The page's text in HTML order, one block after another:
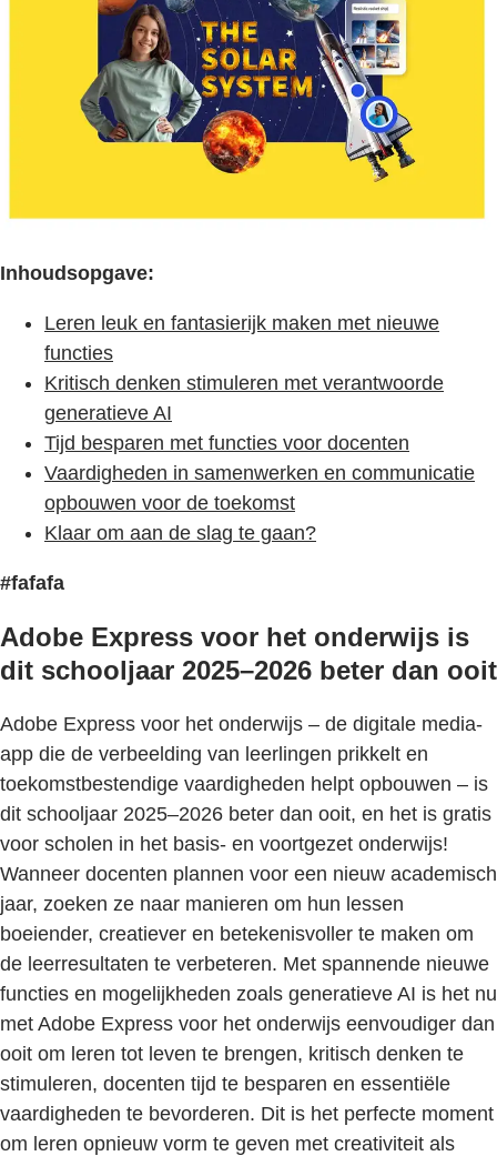
Inhoudsopgave:
Leren leuk en fantasierijk maken met nieuwe
functies
Kritisch denken stimuleren met verantwoorde
generatieve AI
Tijd besparen met functies voor docenten
Vaardigheden in samenwerken en communicatie
opbouwen voor de toekomst
Klaar om aan de slag te gaan?
#fafafa
Adobe Express voor het onderwijs is
dit schooljaar 2025–2026 beter dan ooit
Adobe Express voor het onderwijs – de digitale media-
app die de verbeelding van leerlingen prikkelt en
toekomstbestendige vaardigheden helpt opbouwen – is
dit schooljaar 2025–2026 beter dan ooit, en het is gratis
voor scholen in het basis- en voortgezet onderwijs!
Wanneer docenten plannen voor een nieuw academisch
jaar, zoeken ze naar manieren om hun lessen
boeiender, creatiever en betekenisvoller te maken om
de leerresultaten te verbeteren. Met spannende nieuwe
functies en mogelijkheden zoals generatieve AI is het nu
met Adobe Express voor het onderwijs eenvoudiger dan
ooit om leren tot leven te brengen, kritisch denken te
stimuleren, docenten tijd te besparen en essentiële
vaardigheden te bevorderen. Dit is het perfecte moment
om leren opnieuw vorm te geven met creativiteit als